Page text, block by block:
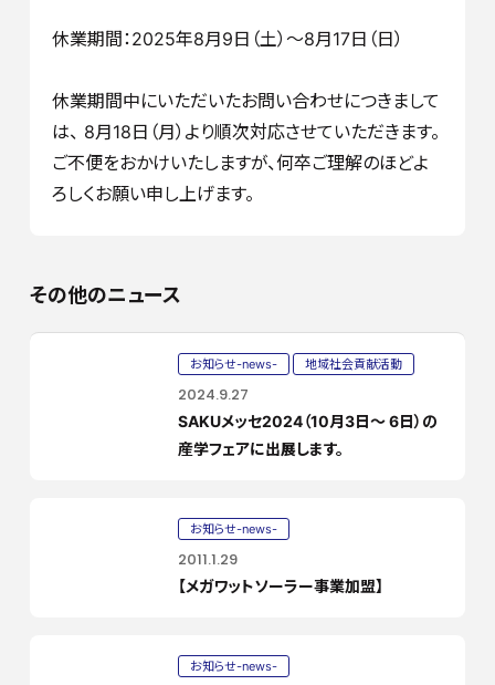
休業期間：2025年8月9日（土）～8月17日（日）
休業期間中にいただいたお問い合わせにつきまして
は、 8月18日（月）より順次対応させていただきます。
ご不便をおかけいたしますが、何卒ご理解のほどよ
ろしくお願い申し上げます。
その他のニュース
お知らせ-news- 地域社会貢献活動
2024.9.27
SAKUメッセ2024（10月3日～ 6日）の
産学フェアに出展します。
お知らせ-news-
2011.1.29
【メガワットソーラー事業加盟】
お知らせ-news-